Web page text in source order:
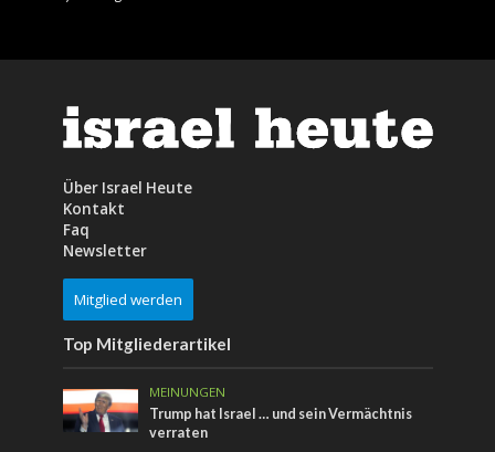
Über Israel Heute
Kontakt
Faq
Newsletter
Mitglied werden
Top Mitgliederartikel
MEINUNGEN
Trump hat Israel … und sein Vermächtnis
verraten